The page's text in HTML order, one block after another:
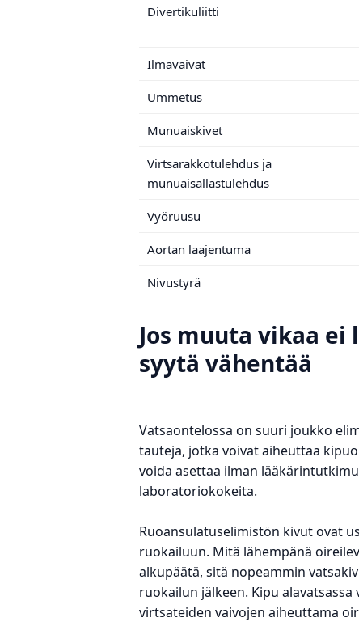
Divertikuliitti
Ilmavaivat
Ummetus
Munuaiskivet
Virtsarakkotulehdus ja
munuaisallastulehdus
Vyöruusu
Aortan laajentuma
Nivustyrä
Jos muuta vikaa ei
syytä vähentää
Vatsaontelossa on suuri joukko
tauteja, jotka voivat aiheuttaa
voida asettaa ilman
laboratoriokokeita.
Ruoansulatuselimistön kivut ovat
ruokailuun. Mitä lähempänä
alkupäätä, sitä nopeammin
ruokailun jälkeen. Kipu
virtsateiden vaivojen aiheuttama